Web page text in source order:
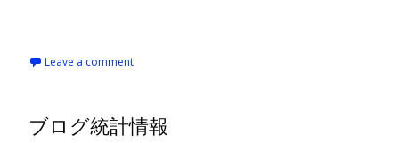
Leave a comment
ブログ統計情報